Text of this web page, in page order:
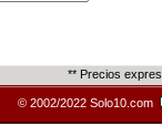
** Precios
© 2002/2022 Solo10.com